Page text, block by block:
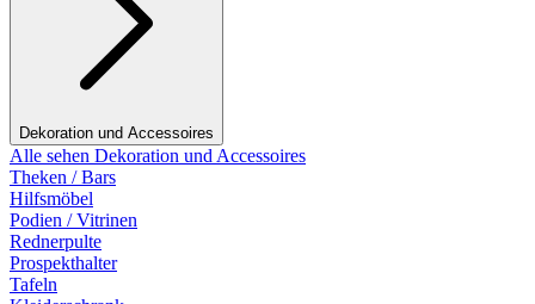
Dekoration und Accessoires
Alle sehen Dekoration und Accessoires
Theken / Bars
Hilfsmöbel
Podien / Vitrinen
Rednerpulte
Prospekthalter
Tafeln